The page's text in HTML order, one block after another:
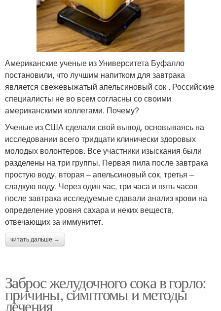
Американские ученые из Университета Буфалло
постановили, что лучшим напитком для завтрака
является свежевыжатый апельсиновый сок . Российские
специалисты не во всем согласны со своими
американскими коллегами. Почему?
Ученые из США сделали свой вывод, основываясь на
исследовании всего тридцати клинически здоровых
молодых волонтеров. Все участники изыскания были
разделены на три группы. Первая пила после завтрака
простую воду, вторая – апельсиновый сок, третья –
сладкую воду. Через один час, три часа и пять часов
после завтрака исследуемые сдавали анализ крови на
определение уровня сахара и неких веществ,
отвечающих за иммунитет.
читать дальше →
Заброс желудочного сока в горло:
причины, симптомы и методы
лечения